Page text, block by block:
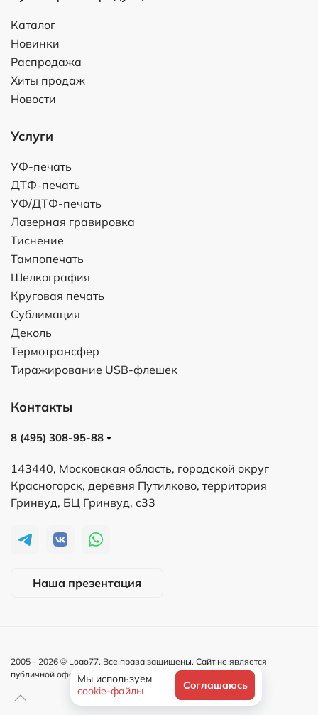
Каталог
Новинки
Распродажа
Хиты продаж
Новости
Услуги
УФ-печать
ДТФ-печать
УФ/ДТФ-печать
Лазерная гравировка
Тиснение
Тампопечать
Шелкография
Круговая печать
Сублимация
Деколь
Термотрансфер
Тиражирование USB-флешек
Контакты
8 (495) 308-95-88
143440, Московская область, городской округ
Красногорск, деревня Путилково, территория
Гринвуд, БЦ Гринвуд, с33
Наша презентация
2005 - 2026 © Logo77. Все права защищены. Сайт не является
публичной офертой и носит информационный характер.
Мы используем
cookie-файлы
Соглашаюсь